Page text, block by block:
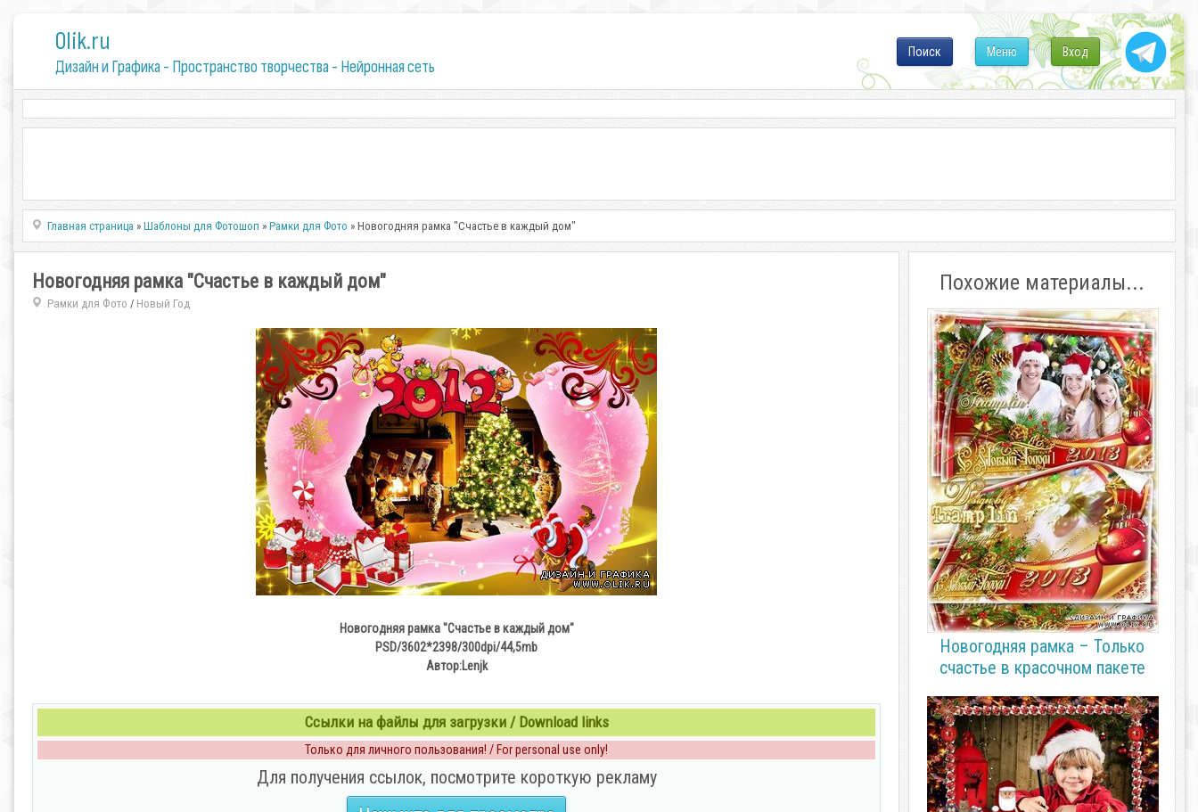
0lik.ru
Дизайн и Графика - Пространство творчества - Нейронная сеть
Вход
Меню
Поиск
Главная страница »Шаблоны для Фотошоп »Рамки для Фото » Новогодняя рамка "Счастье в каждый дом"
Новогодняя рамка "Счастье в каждый дом"
Рамки для Фото / Новый Год
Новогодняя рамка "Счастье в каждый дом"
PSD/3602*2398/300dpi/44,5mb
Автор:Lenjk
Ссылки на файлы для загрузки / Download links
Только для личного пользования! / For personal use only!
Для получения ссылок, посмотрите короткую рекламу
Похожие материалы...
Новогодняя рамка – Только
счастье в красочном пакете